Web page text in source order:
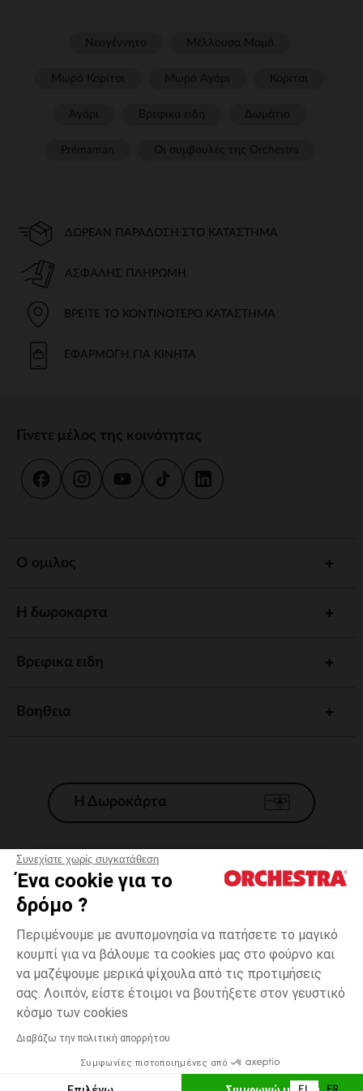
Συνεχίστε χωρίς συγκατάθεση
Ένα cookie για το
δρόμο ?
Περιμένουμε με ανυπομονησία να πατήσετε το μαγικό
κουμπί για να βάλουμε τα cookies μας στο φούρνο και
να μαζέψουμε μερικά ψίχουλα από τις προτιμήσεις
σας. Λοιπόν, είστε έτοιμοι να βουτήξετε στον γευστικό
κόσμο των cookies
Διαβάζω την πολιτική απορρήτου
Συμφωνίες πιστοποιημένες από
Vert
one
Δυνατότητα πληρωμής με
ΠΡΟΣΘΉΚΗ ΣΤΟ ΚΑΛΆΘΙ
ΔΩΡΕΆΝ ΠΑΡΆΔΟΣΗ ΣΤΟ ΚΑΤΆΣΤΗΜΑ
ΑΣΦΑΛΉΣ ΠΛΗΡΩΜΉ
ΒΡΕΊΤΕ ΤΟ ΚΟΝΤΙΝΌΤΕΡΟ ΚΑΤΆΣΤΗΜΑ
ΕΦΑΡΜΟΓΉ ΓΙΑ ΚΙΝΗΤΆ
Γίνετε μέλος της κοινότητας
Ο ομιλος
Η δωροκαρτα
Βρεφικα ειδη
Βοηθεια
Η Δωροκάρτα
Γενικοί 'Οροι Πώλησης
*Εμπορικες προσφορες
Προσωπικά δεδομένα
Διαχείρηση των cookies
Προσβασιμότητα: μη συμμορφούμενη
H Orchestra συμμετέχει στον κωδικά δεοντολογίας και στο σύστημα
μεσολάβησης της Γαλλικής Ομοσπονδίας Ηλεκτρονικού Εμπορίου.